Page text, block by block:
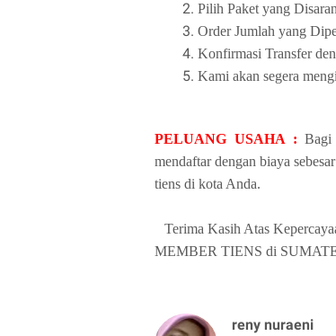
Pilih Paket yang
Order Jumlah yang
Konfirmasi Transfer
Kami akan segera
PELUANG USAHA :
mendaftar dengan biaya
tiens di kota Anda.
Terima Kasih Atas
MEMBER TIENS di
reny nuraeni